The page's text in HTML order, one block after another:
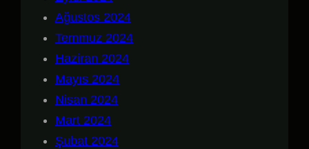
Ağustos 2024
Temmuz 2024
Haziran 2024
Mayıs 2024
Nisan 2024
Mart 2024
Şubat 2024